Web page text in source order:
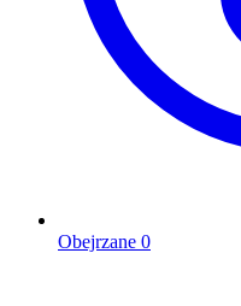
Obejrzane 0